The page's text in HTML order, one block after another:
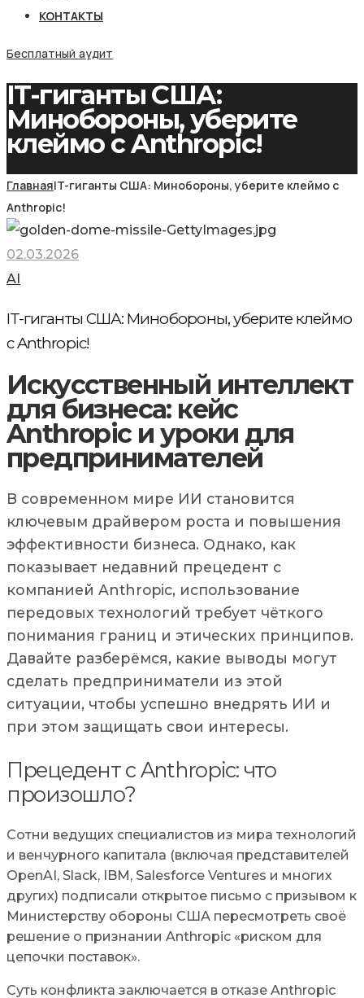
КОНТАКТЫ
Бесплатный аудит
IT-гиганты США:
Минобороны, уберите
клеймо с Anthropic!
ГлавнаяIT-гиганты США: Минобороны, уберите клеймо с
Anthropic!
02.03.2026
AI
IT-гиганты США: Минобороны, уберите клеймо
с Anthropic!
Искусственный интеллект
для бизнеса: кейс
Anthropic и уроки для
предпринимателей
В современном мире ИИ становится
ключевым драйвером роста и повышения
эффективности бизнеса. Однако, как
показывает недавний прецедент с
компанией Anthropic, использование
передовых технологий требует чёткого
понимания границ и этических принципов.
Давайте разберёмся, какие выводы могут
сделать предприниматели из этой
ситуации, чтобы успешно внедрять ИИ и
при этом защищать свои интересы.
Прецедент с Anthropic: что
произошло?
Сотни ведущих специалистов из мира технологий
и венчурного капитала (включая представителей
OpenAI, Slack, IBM, Salesforce Ventures и многих
других) подписали открытое письмо с призывом к
Министерству обороны США пересмотреть своё
решение о признании Anthropic «риском для
цепочки поставок».
Суть конфликта заключается в отказе Anthropic